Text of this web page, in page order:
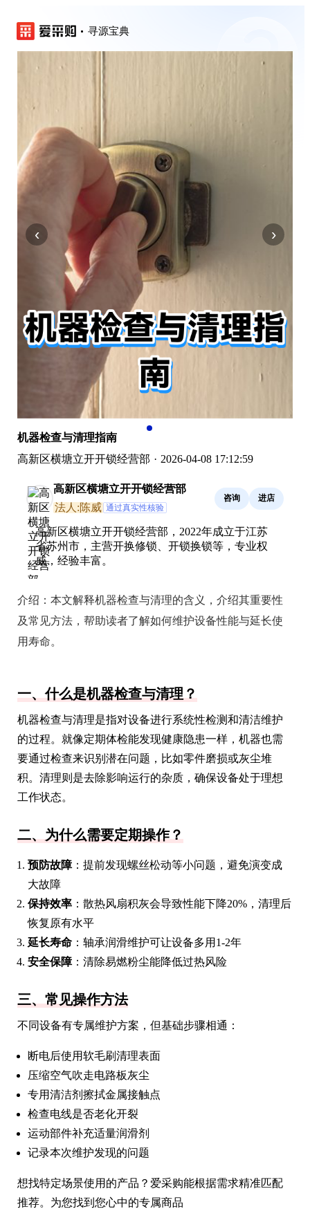
寻源宝典
‹ ›
机器检查与清理指南
高新区横塘立开开锁经营部 · 2026-04-08 17:12:59
高新区横塘立开开锁经营部
法人:陈威 通过真实性核验
咨询 进店
高新区横塘立开开锁经营部，2022年成立于江苏
省苏州市，主营开换修锁、开锁换锁等，专业权
威，经验丰富。
介绍： 本文解释机器检查与清理的含义，介绍其重要性
及常见方法，帮助读者了解如何维护设备性能与延长使
用寿命。
一、什么是机器检查与清理？
机器检查与清理是指对设备进行系统性检测和清洁维护
的过程。就像定期体检能发现健康隐患一样，机器也需
要通过检查来识别潜在问题，比如零件磨损或灰尘堆
积。清理则是去除影响运行的杂质，确保设备处于理想
工作状态。
二、为什么需要定期操作？
预防故障：提前发现螺丝松动等小问题，避免演变成
大故障
保持效率 ：散热风扇积灰会导致性能下降20%，清理后
恢复原有水平
延长寿命 ：轴承润滑维护可让设备多用1-2年
安全保障：清除易燃粉尘能降低过热风险
三、常见操作方法
不同设备有专属维护方案，但基础步骤相通：
断电后使用软毛刷清理表面
压缩空气吹走电路板灰尘
专用清洁剂擦拭金属接触点
检查电线是否老化开裂
运动部件补充适量润滑剂
记录本次维护发现的问题
想找特定场景使用的产品？爱采购能根据需求精准匹配
推荐。为您找到您心中的专属商品